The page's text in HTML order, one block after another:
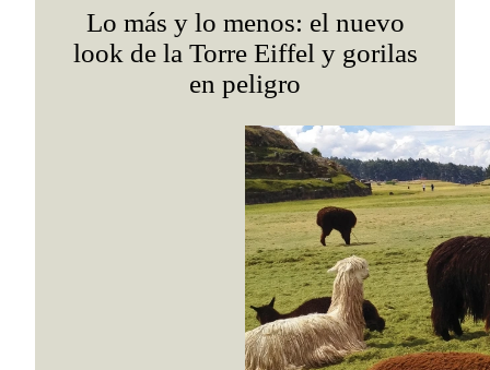
Lo más y lo menos: el nuevo
look de la Torre Eiffel y gorilas
en peligro